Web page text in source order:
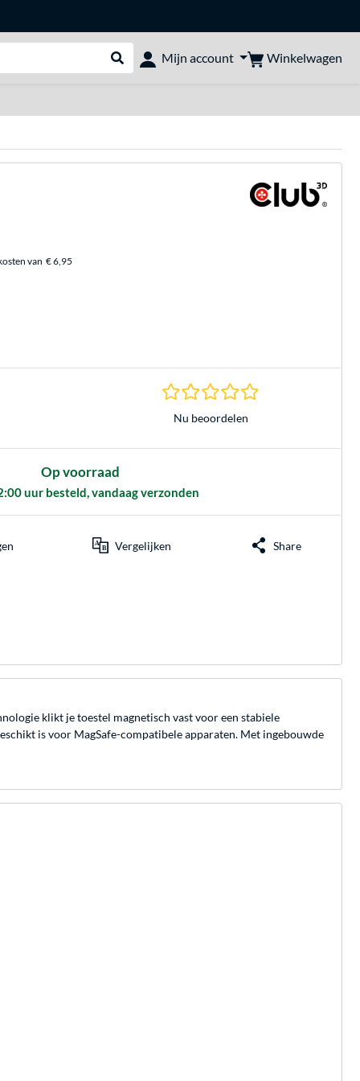
Webshop doorzoeken
Mijn account Winkelwagen
van € 6,95
0.0 sterren
Nu beoordelen
Op voorraad
uur besteld, vandaag verzonden
Vergelijken Share
klikt je toestel magnetisch vast voor een stabiele
is voor MagSafe-compatibele apparaten. Met ingebouwde